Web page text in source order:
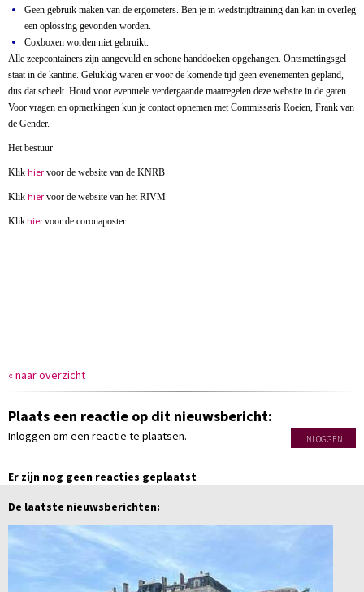
Geen gebruik maken van de ergometers. Ben je in wedstrijdtraining dan kan in overleg
een oplossing gevonden worden.
Coxboxen worden niet gebruikt.
Alle zeepcontainers zijn aangevuld en schone handdoeken opgehangen. Ontsmettingsgel
staat in de kantine. Gelukkig waren er voor de komende tijd geen evenementen gepland,
dus dat scheelt. Houd voor eventuele verdergaande maatregelen deze website in de gaten.
Voor vragen en opmerkingen kun je contact opnemen met Commissaris Roeien, Frank van
de Gender.
Het bestuur
Klik hier voor de website van de KNRB
Klik hier voor de website van het RIVM
Klikhiervoor de coronaposter
« naar overzicht
Plaats een reactie op dit nieuwsbericht:
Inloggen om een reactie te plaatsen. INLOGGEN
Er zijn nog geen reacties geplaatst
De laatste nieuwsberichten: